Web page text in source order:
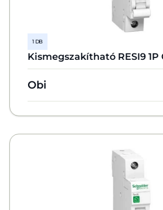
1 DB
Kismegszakítható RESI9 1P
Obi